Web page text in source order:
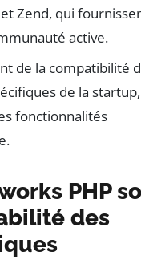
Zend, qui
active.
de la compatibilité
de la
fonctionnalités
PHP
des